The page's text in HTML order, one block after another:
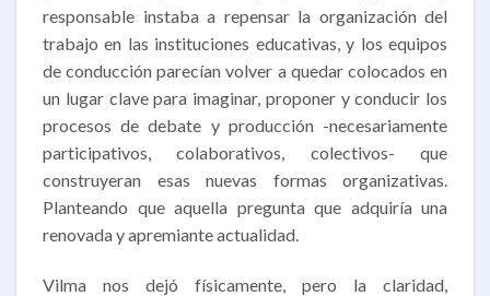
responsable instaba a repensar la organización del
trabajo en las instituciones educativas, y los equipos
de conducción parecían volver a quedar colocados en
un lugar clave para imaginar, proponer y conducir los
procesos de debate y producción -necesariamente
participativos, colaborativos, colectivos- que
construyeran esas nuevas formas organizativas.
Planteando que aquella pregunta que adquiría una
renovada y apremiante actualidad.
Vilma nos dejó físicamente, pero la claridad,